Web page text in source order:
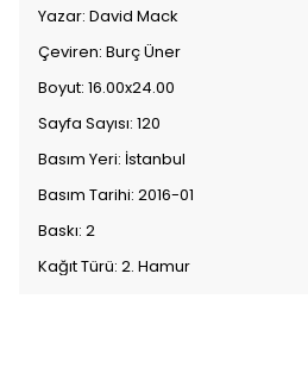
Yazar: David Mack
Çeviren: Burç Üner
Boyut: 16.00x24.00
Sayfa Sayısı: 120
Basım Yeri: İstanbul
Basım Tarihi: 2016-01
Baskı: 2
Kağıt Türü: 2. Hamur